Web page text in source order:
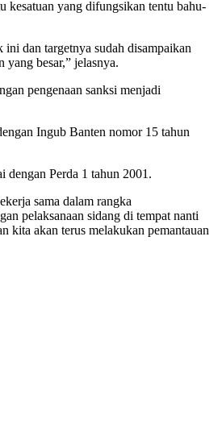
kesatuan yang difungsikan tentu bahu-
dan targetnya sudah disampaikan
yang besar,” jelasnya.
pengenaan sanksi menjadi
Ingub Banten nomor 15 tahun
Perda 1 tahun 2001.
sama dalam rangka
pelaksanaan sidang di tempat nanti
kita akan terus melakukan pemantauan